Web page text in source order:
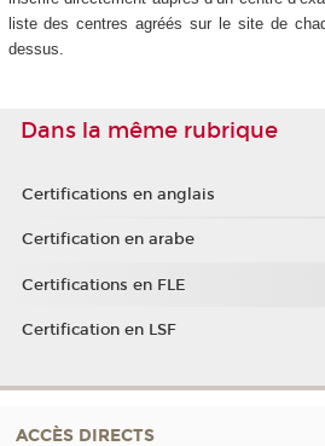
liste des centres agréés sur le site de
dessus.
Dans la même rubrique
Certifications en anglais
Certification en arabe
Certifications en FLE
Certification en LSF
ACCÈS DIRECTS